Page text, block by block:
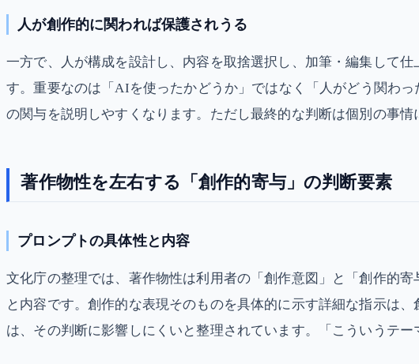
人が創作的に関われば保護されうる
一方で、人が構成を設計し、内容を取捨選択し、加筆・編集して
す。重要なのは「AIを使ったかどうか」ではなく「人がどう関わ
の関与を説明しやすくなります。ただし最終的な判断は個別の事
著作物性を左右する「創作的寄与」の判断要素
プロンプトの具体性と内容
文化庁の整理では、著作物性は利用者の「創作意図」と「創作的
と内容です。創作的な表現そのものを具体的に示す詳細な指示は
は、その判断に影響しにくいと整理されています。「こういうテ